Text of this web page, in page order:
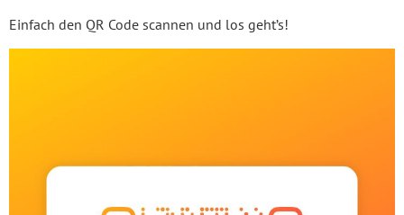
Einfach den QR Code scannen und los geht’s!